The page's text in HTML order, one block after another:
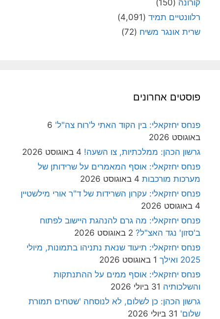
קורונה (150)
רלוונטיים תמיד (4,091)
שרית אונגר משיח (72)
פוסטים אחרונים
פנחס יחזקאלי: בין הקוד האתי ל'רוח צה"ל' 6
באוגוסט 2026
גרשון הכהן: ממלכתיות, צו השעה! 4 באוגוסט 2026
פנחס יחזקאלי: אוסף המאמרים על שרידותן של
מערכות מורכבות 4 באוגוסט 2026
פנחס יחזקאלי: עקרון השרידות של ד"ר אורי מילשטיין
4 באוגוסט 2026
פנחס יחזקאלי: מה גרם להנהגת היישוב לפתוח
ב'סזון' נגד האצ"ל? 2 באוגוסט 2026
פנחס יחזקאלי: תיעוד שנאת נתניהו בתמונות, מיולי
2025 ואילך
1 באוגוסט 2026
פנחס יחזקאלי: אוסף ממים על ההתנתקות
והשלכותיה 31 ביולי 2026
גרשון הכהן: כן לשלום, לא לנוסחה 'שטחים תמורת
שלום' 31 ביולי 2026